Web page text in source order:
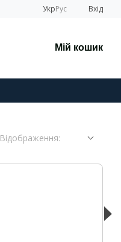
УкрРус Вхід
Мій кошик
Відображення: